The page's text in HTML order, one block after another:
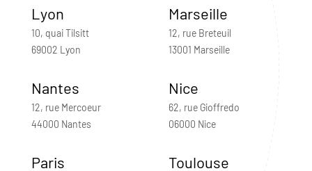
Lyon
10, quai Tilsitt
69002 Lyon
Marseille
12, rue Breteuil
13001 Marseille
Nantes
12, rue Mercoeur
44000 Nantes
Nice
62, rue Gioffredo
06000 Nice
Paris Toulouse